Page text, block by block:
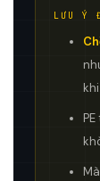
LƯU Ý